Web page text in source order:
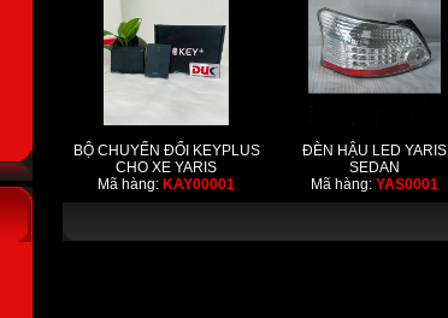
BỘ CHUYỂN ĐỔI KEYPLUS
CHO XE YARIS
Mã hàng: KAY00001
ĐÈN HẬU LED YARIS
SEDAN
Mã hàng: YAS0001